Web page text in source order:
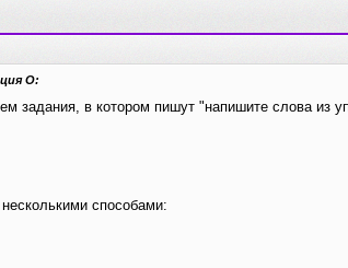
О:
задания, в котором пишут "напишите слова из
способами: